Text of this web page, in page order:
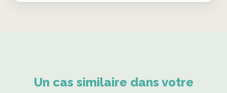
Un cas similaire dans votre